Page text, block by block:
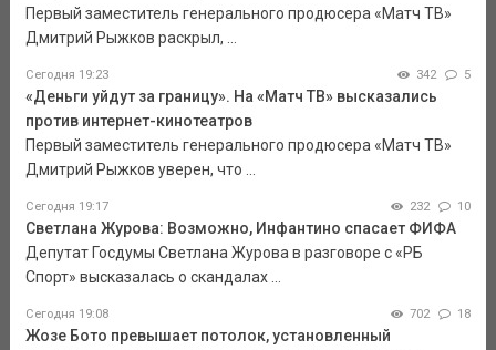
Первый заместитель генерального продюсера «Матч ТВ»
Дмитрий Рыжков раскрыл, ...
Сегодня 19:23 342 5
«Деньги уйдут за границу». На «Матч ТВ» высказались
против интернет-кинотеатров
Первый заместитель генерального продюсера «Матч ТВ»
Дмитрий Рыжков уверен, что ...
Сегодня 19:17 232 10
Светлана Журова: Возможно, Инфантино спасает ФИФА
Депутат Госдумы Светлана Журова в разговоре с «РБ
Спорт» высказалась о скандалах ...
Сегодня 19:08 702 18
Жозе Бото превышает потолок, установленный